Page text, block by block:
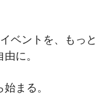
ベントを、もっと
に。
まる。